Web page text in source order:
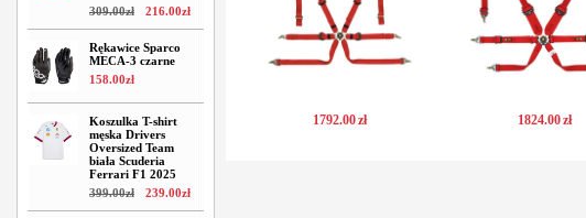
309.00zł 216.00zł
Rękawice Sparco
MECA-3 czarne
158.00zł
Koszulka T-shirt
męska Drivers
Oversized Team
biała Scuderia
Ferrari F1 2025
399.00zł 239.00zł
1792.00zł 1824.00zł